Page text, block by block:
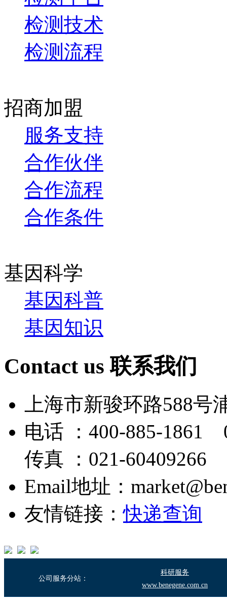
检测技术
检测流程
招商加盟
服务支持
合作伙伴
合作流程
合作条件
基因科学
基因科普
基因知识
Contact us 联系我们
上海市新骏环路588
电话 ：400-885-1861
传真 ：021-60409266
Email地址：
友情链接：快递查询
公司服务分站：
科研服务
www.benegene.com.cn